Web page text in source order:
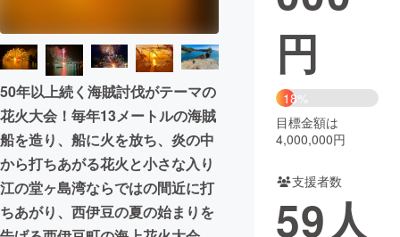
まちづくり・地域活性化
CAMPFIRE for Social Good
CAMPFIRE Creation
CAMPFIREふるさと納税machi-ya コミュニティ
50年以上続く海賊討伐がテーマの
花火大会！毎年13メートルの海賊
船を造り、船に火を放ち、炎の中
から打ちあがる花火と小さな入り
江の堂ヶ島湾ならではの間近に打
ちあがり、西伊豆の夏の始まりを
円
18%
目標金額は
4,000,000円
支援者数
59人